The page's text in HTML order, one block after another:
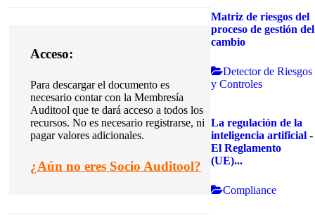
Acceso:
Para descargar el documento es
necesario contar con la Membresía
Auditool que te dará acceso a todos los
recursos. No es necesario registrarse, ni
pagar valores adicionales.
¿Aún no eres Socio Auditool?
Matriz de riesgos del
proceso de gestión del
cambio
Detector de Riesgos
y Controles
La regulación de la
inteligencia artificial -
El Reglamento
(UE)...
Compliance